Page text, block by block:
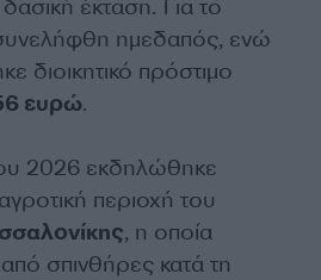
έκταση. Για το
συνελήφθη ημεδαπός, ενώ
διοικητικό πρόστιμο
ευρώ.
2026 εκδηλώθηκε
περιοχή του
, η οποία
σπινθήρες κατά τη